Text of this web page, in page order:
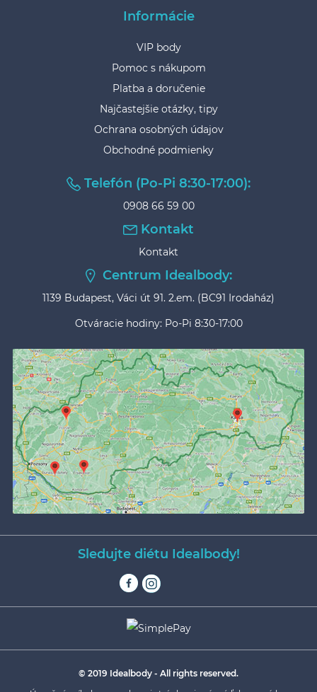
Informácie
VIP body
Pomoc s nákupom
Platba a doručenie
Najčastejšie otázky, tipy
Ochrana osobných údajov
Obchodné podmienky
Telefón (Po-Pi 8:30-17:00):
0908 66 59 00
Kontakt
Kontakt
Centrum Idealbody:
1139 Budapest, Váci út 91. 2.em. (BC91 Irodaház)
Otváracie hodiny: Po-Pi 8:30-17:00
Sledujte diétu Idealbody!
© 2019 Idealbody - All rights reserved.